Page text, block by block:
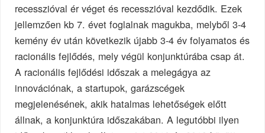
recesszióval ér véget és recesszióval kezdődik. Ezek
jellemzően kb 7. évet foglalnak magukba, melyből 3-4
kemény év után következik újabb 3-4 év folyamatos és
racionális fejlődés, mely végül konjunktúrába csap át.
A racionális fejlődési időszak a melegágya az
innovációnak, a startupok, garázscégek
megjelenésének, akik hatalmas lehetőségek előtt
állnak, a konjunktúra időszakában. A legutóbbi ilyen